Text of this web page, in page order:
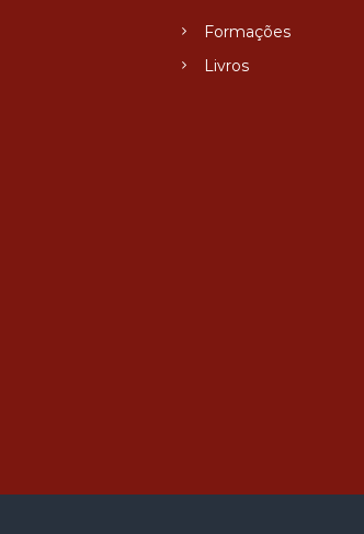
Formações
Livros